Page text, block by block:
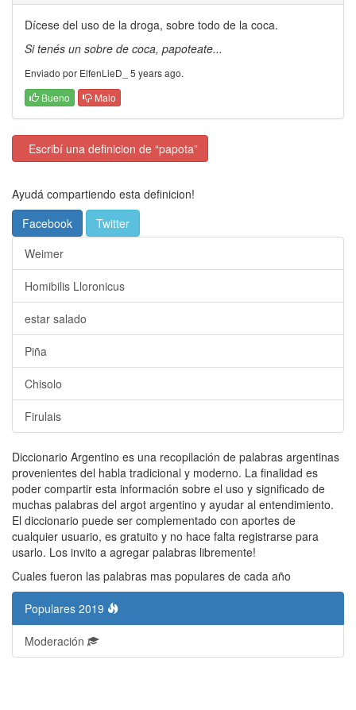
Dícese del uso de la droga, sobre todo de la coca.
Si tenés un sobre de coca, papoteate...
Enviado por ElfenLieD_ 5 years ago.
Bueno
Malo
Escribí una definicion de “papota”
Ayudá compartiendo esta definicion!
Facebook
Twitter
Weimer
Homibilis Lloronicus
estar salado
Piña
Chisolo
Firulais
Diccionario Argentino es una recopilación de palabras argentinas
provenientes del habla tradicional y moderno. La finalidad es
poder compartir esta información sobre el uso y significado de
muchas palabras del argot argentino y ayudar al entendimiento.
El diccionario puede ser complementado con aportes de
cualquier usuario, es gratuito y no hace falta registrarse para
usarlo. Los invito a agregar palabras libremente!
Cuales fueron las palabras mas populares de cada año
Populares 2019
Moderación